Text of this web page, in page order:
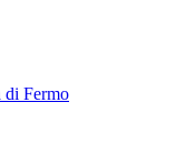
di Fermo